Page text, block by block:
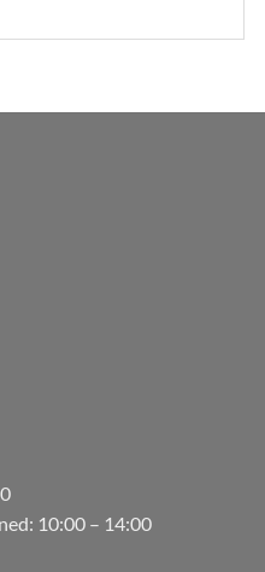
10:00 – 14:00